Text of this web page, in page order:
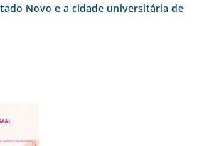
Novo e a cidade universitária de